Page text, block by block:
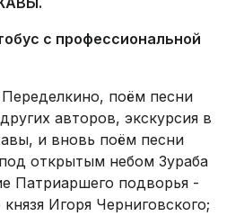
с профессиональной
поём песни
авторов, экскурсия в
и вновь поём песни
открытым небом Зураба
Патриаршего подворья -
Игоря Черниговского;